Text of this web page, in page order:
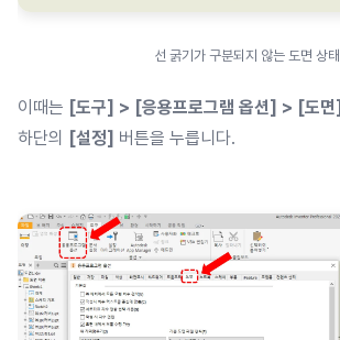
선 굵기가 구분되지 않는 도면 상태
이때는 [도구] > [응용프로그램 옵션] > [도면]
하단의
[설정] 버튼을 누릅니다.